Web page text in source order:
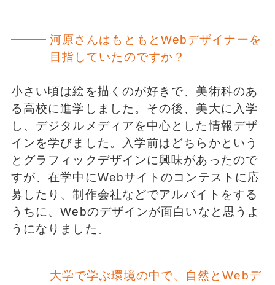
河原さんはもともとWebデザイナーを
目指していたのですか？
小さい頃は絵を描くのが好きで、美術科のあ
る高校に進学しました。その後、美大に入学
し、デジタルメディアを中心とした情報デザ
インを学びました。入学前はどちらかという
とグラフィックデザインに興味があったので
すが、在学中にWebサイトのコンテストに応
募したり、制作会社などでアルバイトをする
うちに、Webのデザインが面白いなと思うよ
うになりました。
大学で学ぶ環境の中で、自然とWebデ